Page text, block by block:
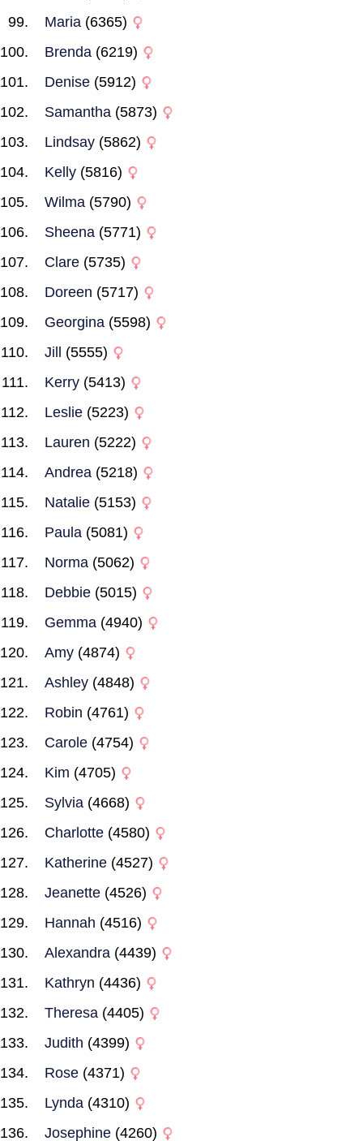
Maria (6365)
Brenda (6219)
Denise (5912)
Samantha (5873)
Lindsay (5862)
Kelly (5816)
Wilma (5790)
Sheena (5771)
Clare (5735)
Doreen (5717)
Georgina (5598)
Jill
(5555)
Kerry (5413)
Leslie (5223)
Lauren (5222)
Andrea (5218)
Natalie (5153)
Paula (5081)
Norma (5062)
Debbie (5015)
Gemma (4940)
Amy (4874)
Ashley (4848)
Robin (4761)
Carole (4754)
Kim (4705)
Sylvia (4668)
Charlotte (4580)
Katherine (4527)
Jeanette (4526)
Hannah (4516)
Alexandra (4439)
Kathryn (4436)
Theresa (4405)
Judith (4399)
Rose (4371)
Lynda (4310)
Josephine (4260)